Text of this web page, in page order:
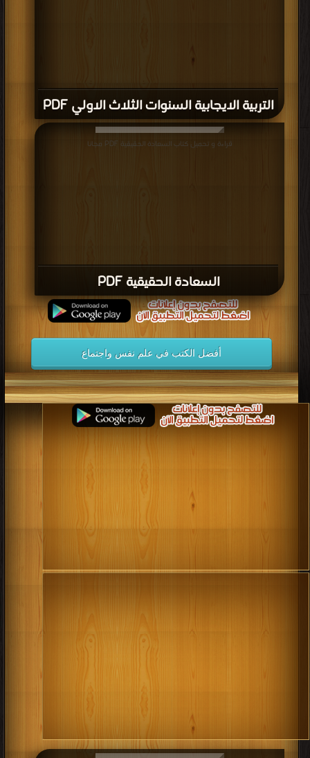
التربية الايجابية السنوات الثلاث الاولي PDF
السعادة الحقيقية PDF
قراءة و تحميل كتاب السعادة الحقيقية PDF مجانا
أفضل الكتب في علم نفس واجتماع